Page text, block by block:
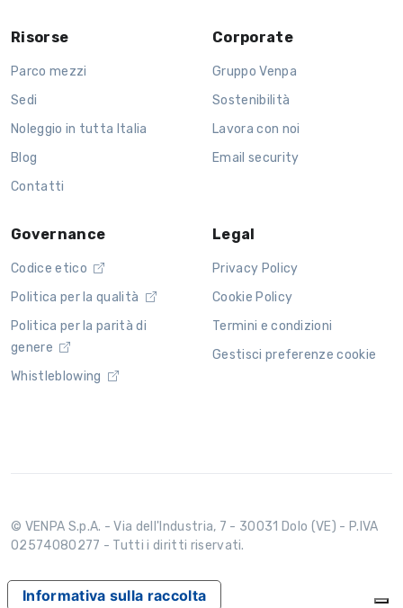
Risorse
Parco mezzi
Sedi
Noleggio in tutta Italia
Blog
Contatti
Corporate
Gruppo Venpa
Sostenibilità
Lavora con noi
Email security
Governance
Codice etico
Politica per la qualità
Politica per la parità di
genere
Whistleblowing
Legal
Privacy Policy
Cookie Policy
Termini e condizioni
Gestisci preferenze cookie
© VENPA S.p.A. - Via dell'Industria, 7 - 30031 Dolo (VE) - P.IVA
02574080277 - Tutti i diritti riservati.
Informativa sulla raccolta